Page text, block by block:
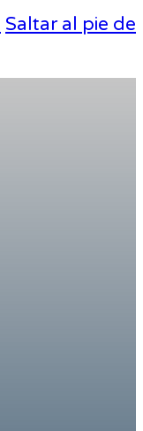
Saltar al pie de